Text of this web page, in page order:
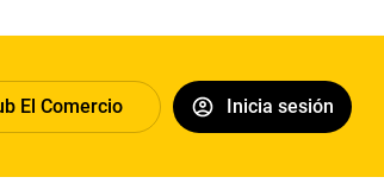
El Comercio Inicia sesión